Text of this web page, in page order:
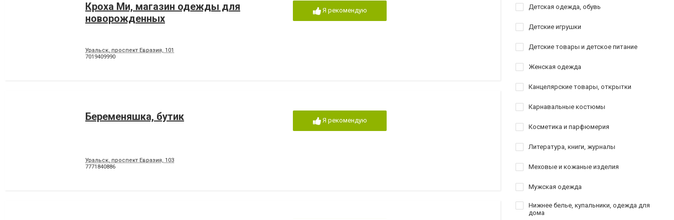
Кроха Ми, магазин одежды для
новорожденных
Уральск, проспект Евразия, 101
7019409990
Я рекомендую
Беременяшка, бутик
Уральск, проспект Евразия, 103
7771840886
Я рекомендую
Детская одежда, обувь
Детские игрушки
Детские товары и детское питание
Женская одежда
Канцелярские товары, открытки
Карнавальные костюмы
Косметика и парфюмерия
Литература, книги, журналы
Меховые и кожаные изделия
Мужская одежда
Нижнее белье, купальники, одежда для
дома